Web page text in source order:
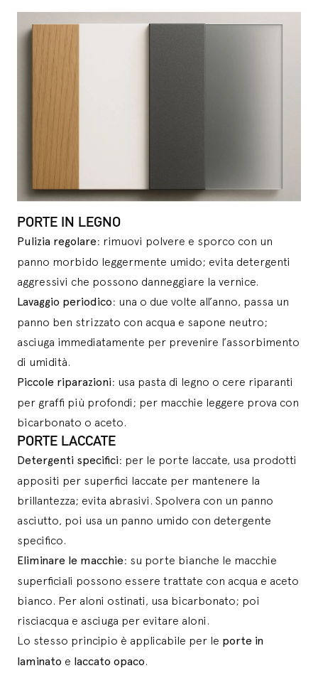
PORTE IN LEGNO
Pulizia regolare: rimuovi polvere e sporco con un
panno morbido leggermente umido; evita detergenti
aggressivi che possono danneggiare la vernice.
Lavaggio periodico: una o due volte all’anno, passa un
panno ben strizzato con acqua e sapone neutro;
asciuga immediatamente per prevenire l’assorbimento
di umidità.
Piccole riparazioni: usa pasta di legno o cere riparanti
per graffi più profondi; per macchie leggere prova con
bicarbonato o aceto.
PORTE LACCATE
Detergenti specifici: per le porte laccate, usa prodotti
appositi per superfici laccate per mantenere la
brillantezza; evita abrasivi. Spolvera con un panno
asciutto, poi usa un panno umido con detergente
specifico.
Eliminare le macchie: su porte bianche le macchie
superficiali possono essere trattate con acqua e aceto
bianco. Per aloni ostinati, usa bicarbonato; poi
risciacqua e asciuga per evitare aloni.
Lo stesso principio è applicabile per le porte in
laminato e laccato opaco.